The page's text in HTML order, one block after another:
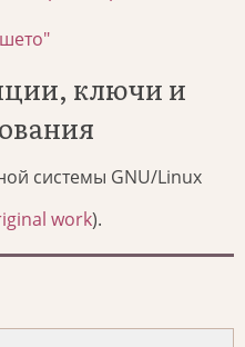
ключи и
системы GNU/Linux
work).